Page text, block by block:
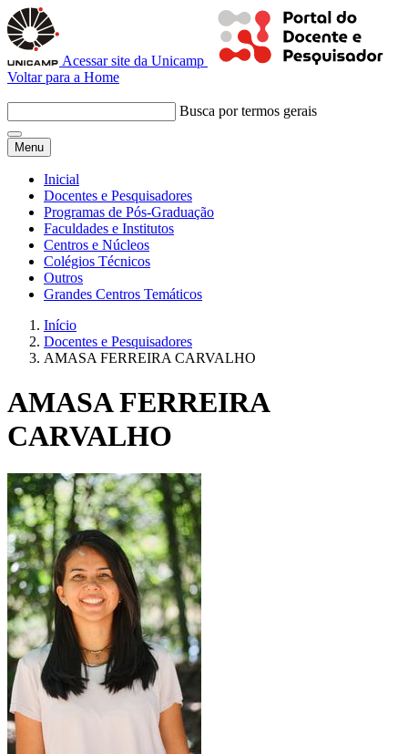
Acessar site da Unicamp
Voltar para a Home
Busca por termos gerais
Menu
Inicial
Docentes e Pesquisadores
Programas de Pós-Graduação
Faculdades e Institutos
Centros e Núcleos
Colégios Técnicos
Outros
Grandes Centros Temáticos
Início
Docentes e Pesquisadores
AMASA FERREIRA CARVALHO
AMASA FERREIRA
CARVALHO